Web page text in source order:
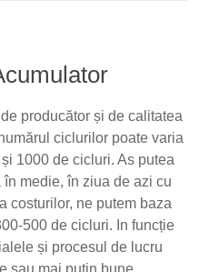
producător și de calitatea
ciclurilor poate varia
1000 de cicluri. As putea
în medie, în ziua de azi cu
costurilor, ne putem baza
500 de cicluri. In funcție
și procesul de lucru
sau mai puțin bune.